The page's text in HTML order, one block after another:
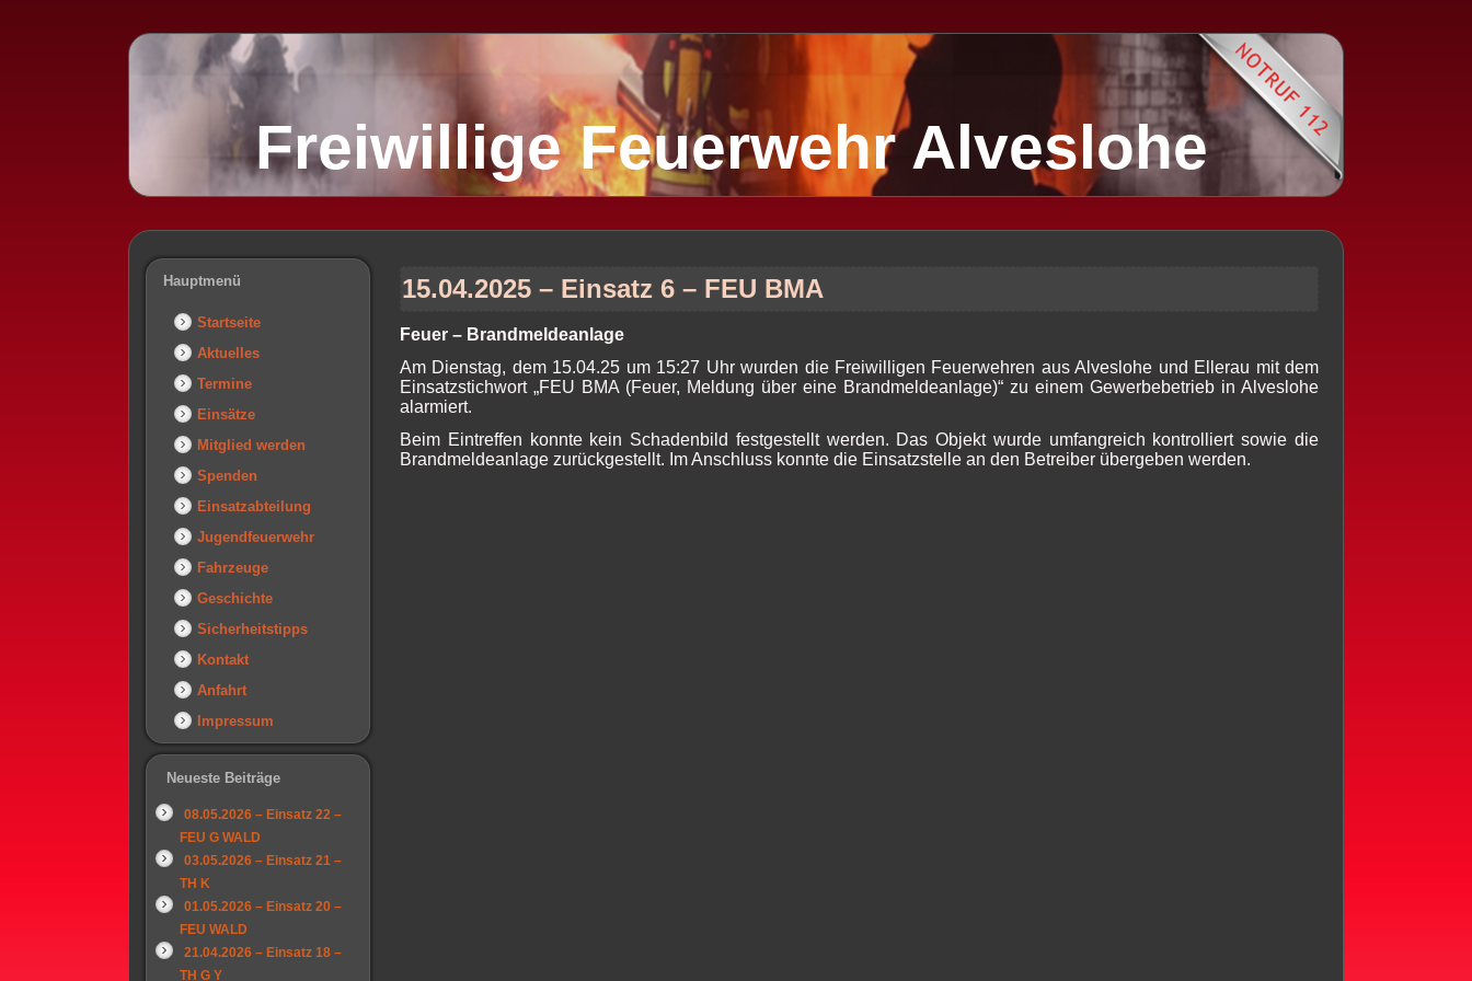
Freiwillige Feuerwehr Alveslohe
Hauptmenü
Startseite
Aktuelles
Termine
Einsätze
Mitglied werden
Spenden
Einsatzabteilung
Jugendfeuerwehr
Fahrzeuge
Geschichte
Sicherheitstipps
Kontakt
Anfahrt
Impressum
Neueste Beiträge
08.05.2026 – Einsatz 22 –
FEU G WALD
03.05.2026 – Einsatz 21 –
TH K
01.05.2026 – Einsatz 20 –
FEU WALD
21.04.2026 – Einsatz 18 –
TH G Y
15.04.2025 – Einsatz 6 – FEU BMA
Feuer – Brandmeldeanlage
Am Dienstag, dem 15.04.25 um 15:27 Uhr wurden die Freiwilligen Feuerwehren aus Alveslohe und Ellerau mit dem
Einsatzstichwort „FEU BMA (Feuer, Meldung über eine Brandmeldeanlage)“ zu einem Gewerbebetrieb in Alveslohe
alarmiert.
Beim Eintreffen konnte kein Schadenbild festgestellt werden. Das Objekt wurde umfangreich kontrolliert sowie die
Brandmeldeanlage zurückgestellt. Im Anschluss konnte die Einsatzstelle an den Betreiber übergeben werden.